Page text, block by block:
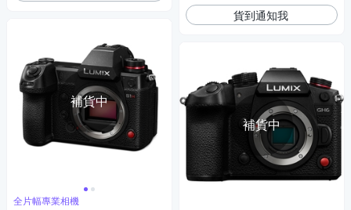
補貨中
全片幅專業相機
貨到通知我
補貨中